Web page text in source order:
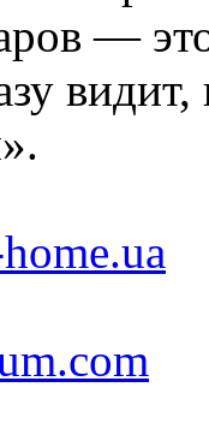
—